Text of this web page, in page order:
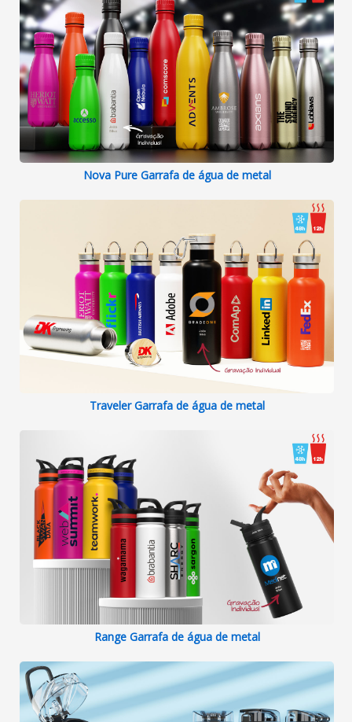
Nova Pure Garrafa de água de metal
Traveler Garrafa de água de metal
Range Garrafa de água de metal